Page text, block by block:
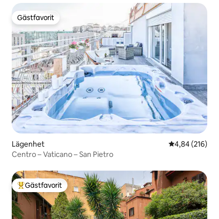
Gästfavorit
Gästfavorit
Lägenhet 4,84 av 5 i
4,84 (216)
Centro – Vaticano – San Pietro
Populär gästfavorit
Gästfavorit